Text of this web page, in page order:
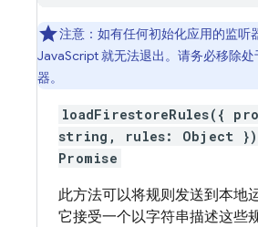
注意：如有任何初始化应用的监听
JavaScript 就无法退出。请务必移除
器。
loadFirestoreRules({
string, rules: Object })
Promise
此方法可以将规则发送到本地
它接受一个以字符串描述这些